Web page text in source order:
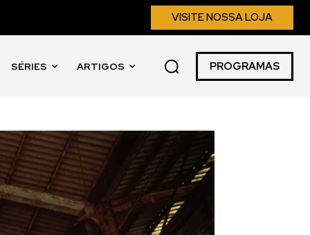
VISITE NOSSA LOJA
SÉRIES ARTIGOS PROGRAMAS